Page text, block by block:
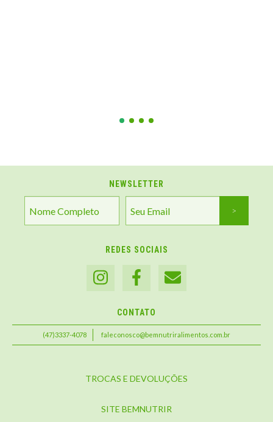
NEWSLETTER
REDES SOCIAIS
CONTATO
(47)3337-4078 faleconosco@bemnutriralimentos.com.br
TROCAS E DEVOLUÇÕES
SITE BEMNUTRIR